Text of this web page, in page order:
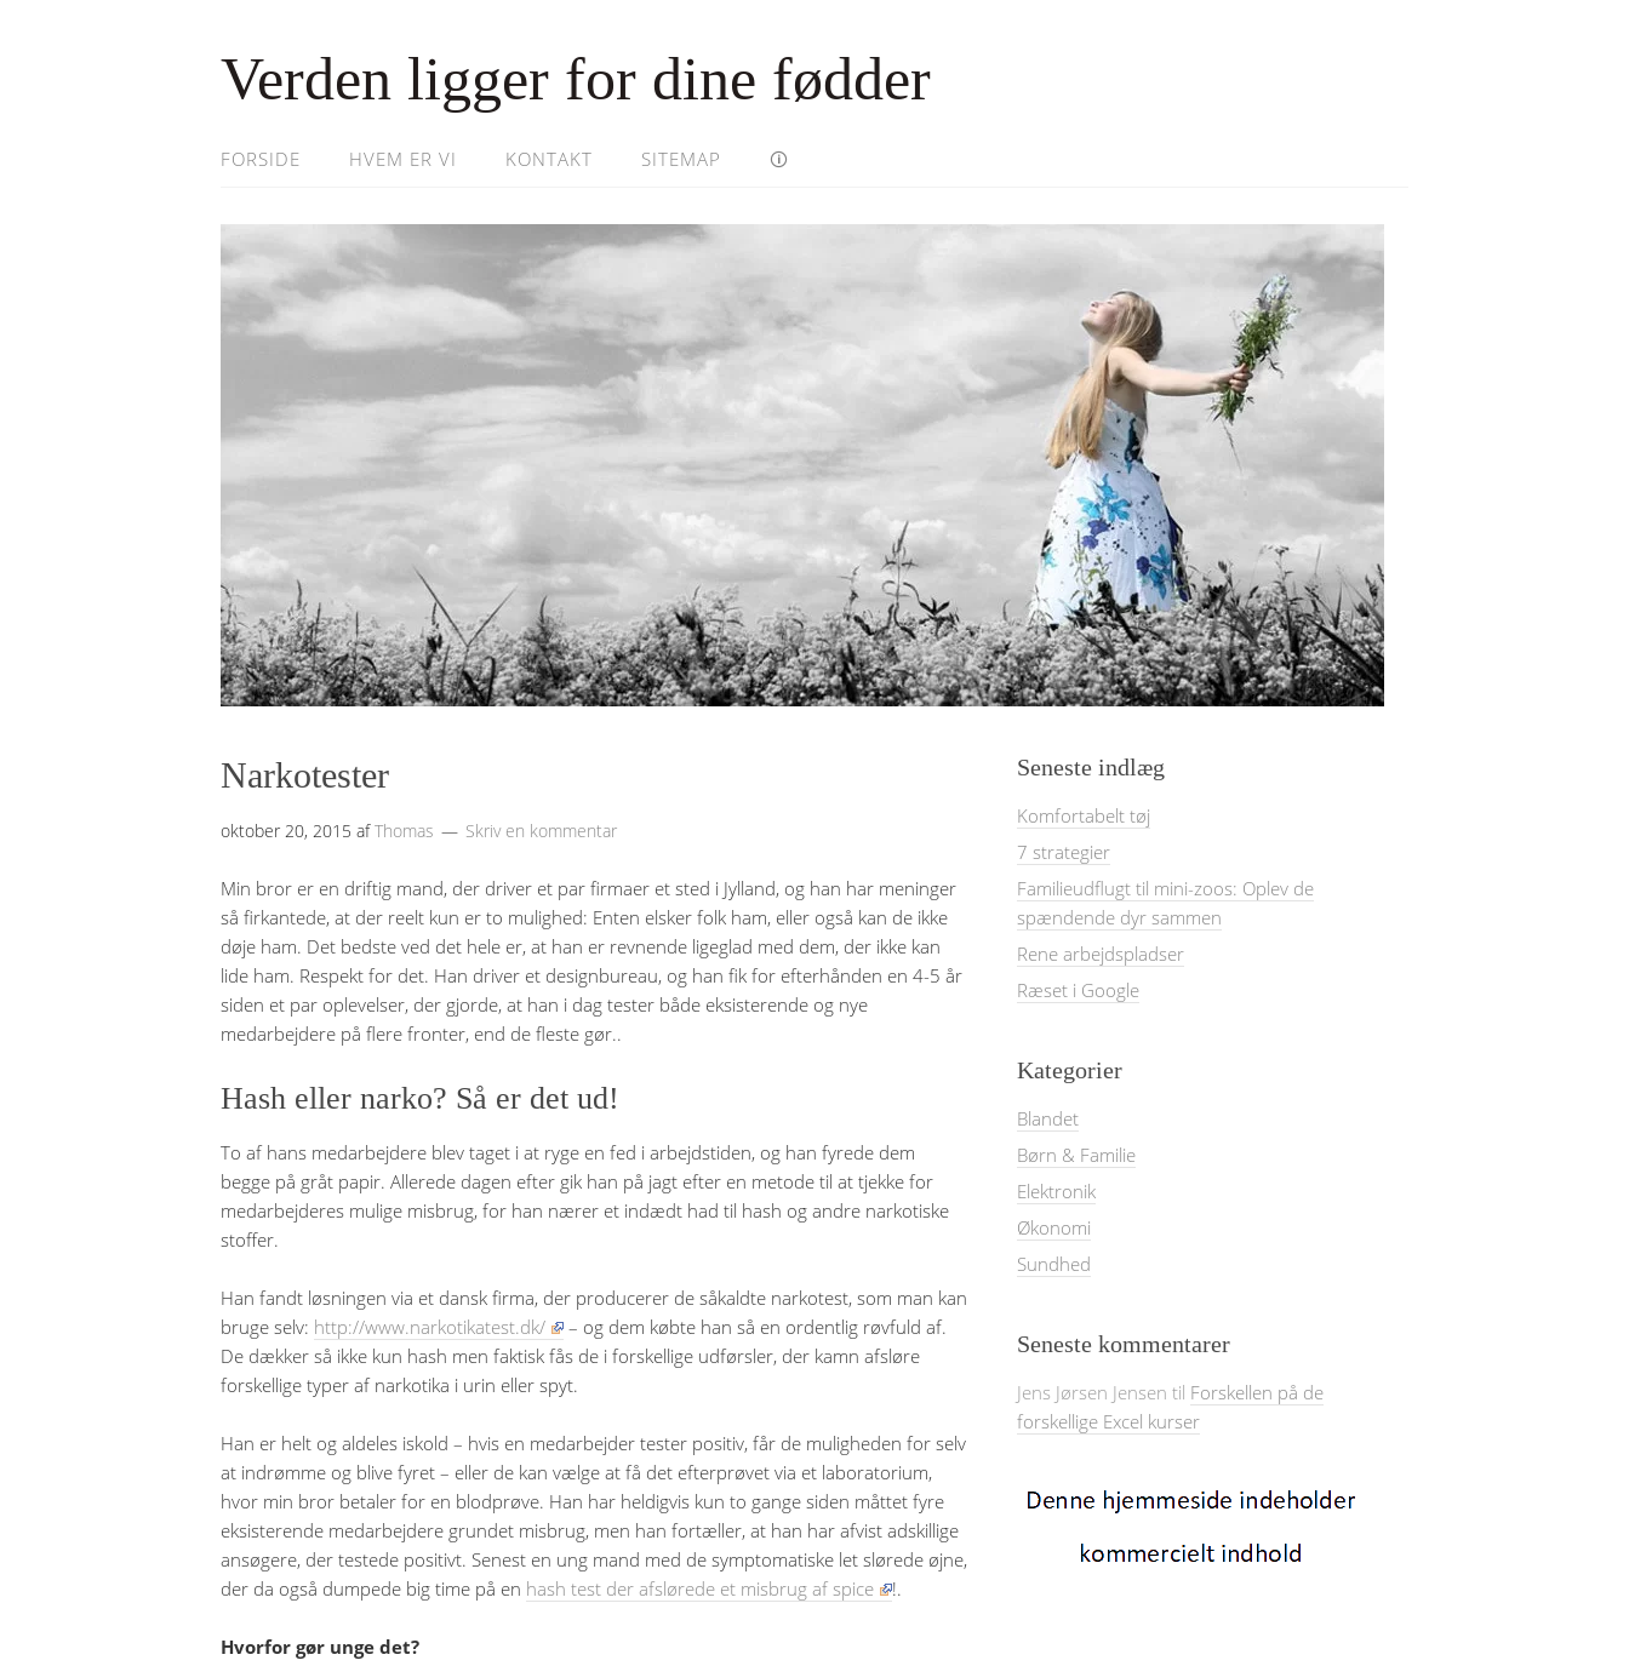
Verden ligger for dine fødder
FORSIDE HVEM ER VI KONTAKT SITEMAP 🛈
Narkotester
oktober 20, 2015 afThomas Skriv en kommentar
Min bror er en driftig mand, der driver et par firmaer et sted i Jylland, og han har meninger
så firkantede, at der reelt kun er to mulighed: Enten elsker folk ham, eller også kan de ikke
døje ham. Det bedste ved det hele er, at han er revnende ligeglad med dem, der ikke kan
lide ham. Respekt for det. Han driver et designbureau, og han fik for efterhånden en 4-5 år
siden et par oplevelser, der gjorde, at han i dag tester både eksisterende og nye
medarbejdere på flere fronter, end de fleste gør..
Hash eller narko? Så er det ud!
To af hans medarbejdere blev taget i at ryge en fed i arbejdstiden, og han fyrede dem
begge på gråt papir. Allerede dagen efter gik han på jagt efter en metode til at tjekke for
medarbejderes mulige misbrug, for han nærer et indædt had til hash og andre narkotiske
stoffer.
Han fandt løsningen via et dansk firma, der producerer de såkaldte narkotest, som man kan
bruge selv: http://www.narkotikatest.dk/
– og dem købte han så en ordentlig røvfuld af.
De dækker så ikke kun hash men faktisk fås de i forskellige udførsler, der kamn afsløre
forskellige typer af narkotika i urin eller spyt.
Han er helt og aldeles iskold – hvis en medarbejder tester positiv, får de muligheden for selv
at indrømme og blive fyret – eller de kan vælge at få det efterprøvet via et laboratorium,
hvor min bror betaler for en blodprøve. Han har heldigvis kun to gange siden måttet fyre
eksisterende medarbejdere grundet misbrug, men han fortæller, at han har afvist adskillige
ansøgere, der testede positivt. Senest en ung mand med de symptomatiske let slørede øjne,
der da også dumpede big time på en hash test der afslørede et misbrug af spice !.
Hvorfor gør unge det?
Seneste indlæg
Komfortabelt tøj
7 strategier
Familieudflugt til mini-zoos: Oplev de
spændende dyr sammen
Rene arbejdspladser
Ræset i Google
Kategorier
Blandet
Børn & Familie
Elektronik
Økonomi
Sundhed
Seneste kommentarer
Jens Jørsen Jensen til Forskellen på de
forskellige Excel kurser